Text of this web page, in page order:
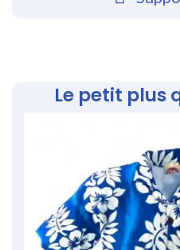
Le petit plus